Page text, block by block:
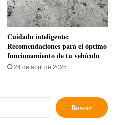
Cuidado inteligente:
Recomendaciones para el óptimo
funcionamiento de tu vehículo
24 de abril de 2025
Buscar: